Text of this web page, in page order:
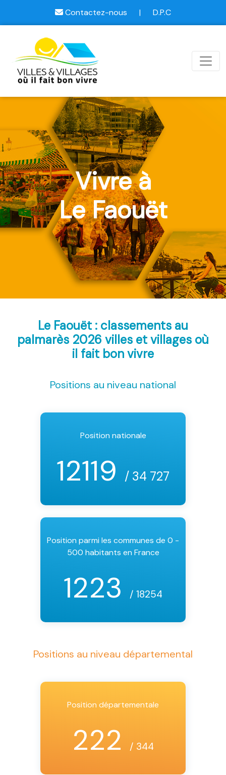
Contactez-nous | D.P.C
Vivre à
Le Faouët
Le Faouët : classements au
palmarès 2026 villes et villages où
il fait bon vivre
Positions au niveau national
Position nationale
12119 / 34 727
Position parmi les communes de 0 -
500 habitants en France
1223 / 18254
Positions au niveau départemental
Position départementale
222 / 344